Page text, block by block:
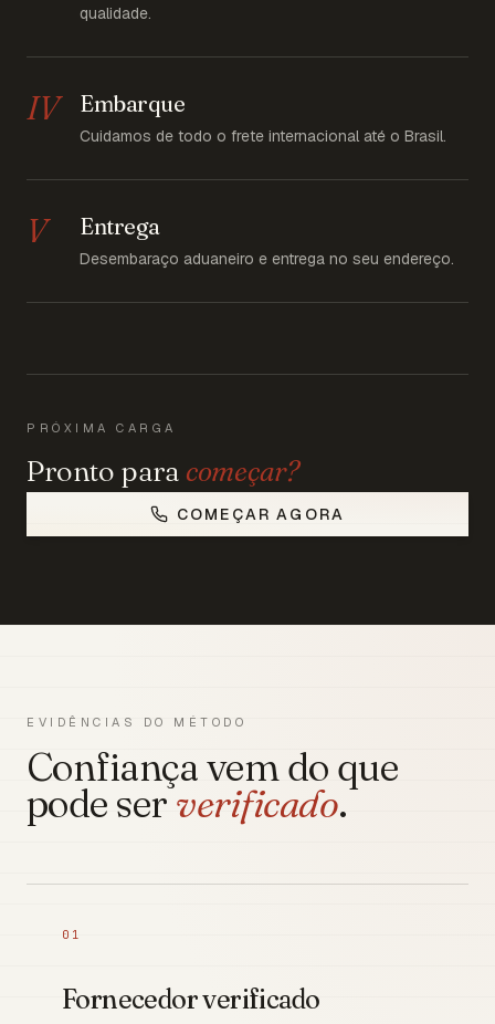
qualidade.
IV Embarque
Cuidamos de todo o frete internacional até o Brasil.
V Entrega
Desembaraço aduaneiro e entrega no seu endereço.
PRÓXIMA CARGA
Pronto para começar?
COMEÇAR AGORA
EVIDÊNCIAS DO MÉTODO
Confiança vem do que
pode serverificado.
01
Fornecedor verificado